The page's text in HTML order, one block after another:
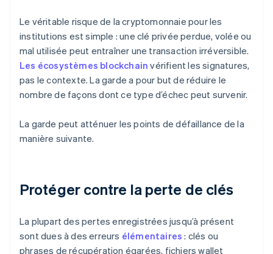
Le véritable risque de la cryptomonnaie pour les
institutions est simple : une clé privée perdue, volée ou
mal utilisée peut entraîner une transaction irréversible.
Les écosystèmes blockchain vérifient les signatures,
pas le contexte. La garde a pour but de réduire le
nombre de façons dont ce type d’échec peut survenir.
La garde peut atténuer les points de défaillance de la
manière suivante.
Protéger contre la perte de clés
La plupart des pertes enregistrées jusqu’à présent
sont dues à des erreurs élémentaires : clés ou
phrases de récupération égarées, fichiers wallet